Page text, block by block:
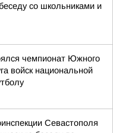
со школьниками и
чемпионат Южного
войск национальной
Севастополя